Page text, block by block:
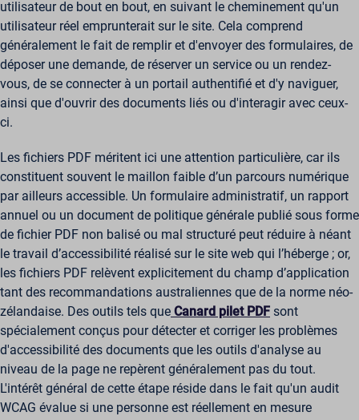
utilisateur de bout en bout, en suivant le cheminement qu'un
utilisateur réel emprunterait sur le site. Cela comprend
généralement le fait de remplir et d'envoyer des formulaires, de
déposer une demande, de réserver un service ou un rendez-
vous, de se connecter à un portail authentifié et d'y naviguer,
ainsi que d'ouvrir des documents liés ou d'interagir avec ceux-
ci.
Les fichiers PDF méritent ici une attention particulière, car ils
constituent souvent le maillon faible d’un parcours numérique
par ailleurs accessible. Un formulaire administratif, un rapport
annuel ou un document de politique générale publié sous forme
de fichier PDF non balisé ou mal structuré peut réduire à néant
le travail d’accessibilité réalisé sur le site web qui l’héberge ; or,
les fichiers PDF relèvent explicitement du champ d’application
tant des recommandations australiennes que de la norme néo-
zélandaise. Des outils tels que Canard pilet PDF sont
spécialement conçus pour détecter et corriger les problèmes
d'accessibilité des documents que les outils d'analyse au
niveau de la page ne repèrent généralement pas du tout.
L'intérêt général de cette étape réside dans le fait qu'un audit
WCAG évalue si une personne est réellement en mesure